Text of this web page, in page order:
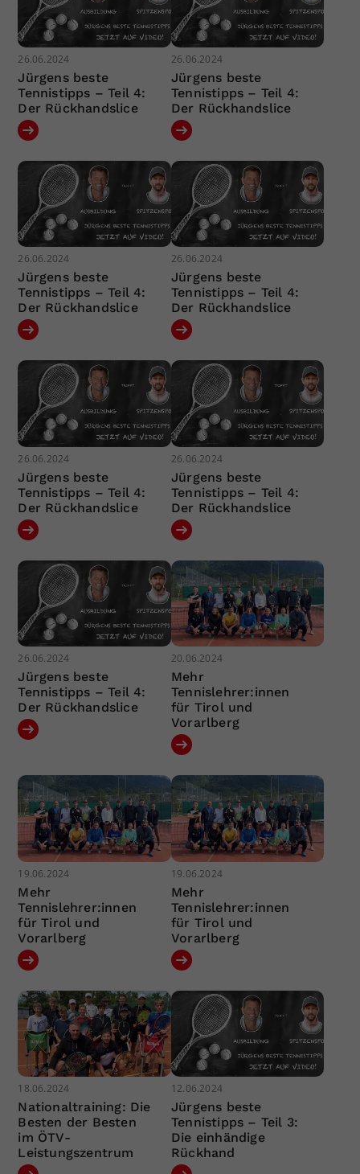
26.06.2024
Jürgens beste
Tennistipps – Teil 4:
Der Rückhandslice
26.06.2024
Jürgens beste
Tennistipps – Teil 4:
Der Rückhandslice
26.06.2024
Jürgens beste
Tennistipps – Teil 4:
Der Rückhandslice
26.06.2024
Jürgens beste
Tennistipps – Teil 4:
Der Rückhandslice
26.06.2024
Jürgens beste
Tennistipps – Teil 4:
Der Rückhandslice
26.06.2024
Jürgens beste
Tennistipps – Teil 4:
Der Rückhandslice
26.06.2024
Jürgens beste
Tennistipps – Teil 4:
Der Rückhandslice
20.06.2024
Mehr
Tennislehrer:innen
für Tirol und
Vorarlberg
19.06.2024
Mehr
Tennislehrer:innen
für Tirol und
Vorarlberg
19.06.2024
Mehr
Tennislehrer:innen
für Tirol und
Vorarlberg
18.06.2024
Nationaltraining: Die
Besten der Besten
im ÖTV-
Leistungszentrum
12.06.2024
Jürgens beste
Tennistipps – Teil 3:
Die einhändige
Rückhand